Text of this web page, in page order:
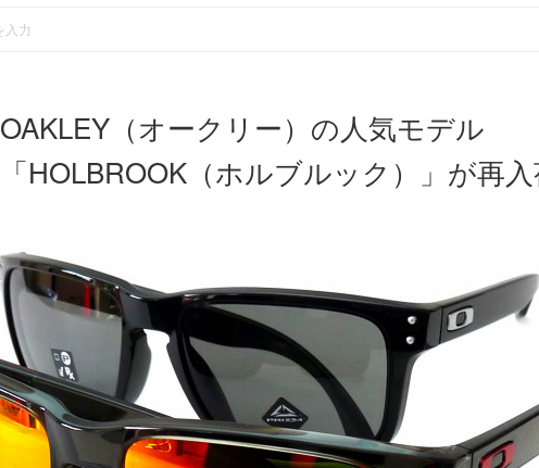
OAKLEY（オークリー）の人気モデル
「HOLBROOK（ホルブルック）」が再